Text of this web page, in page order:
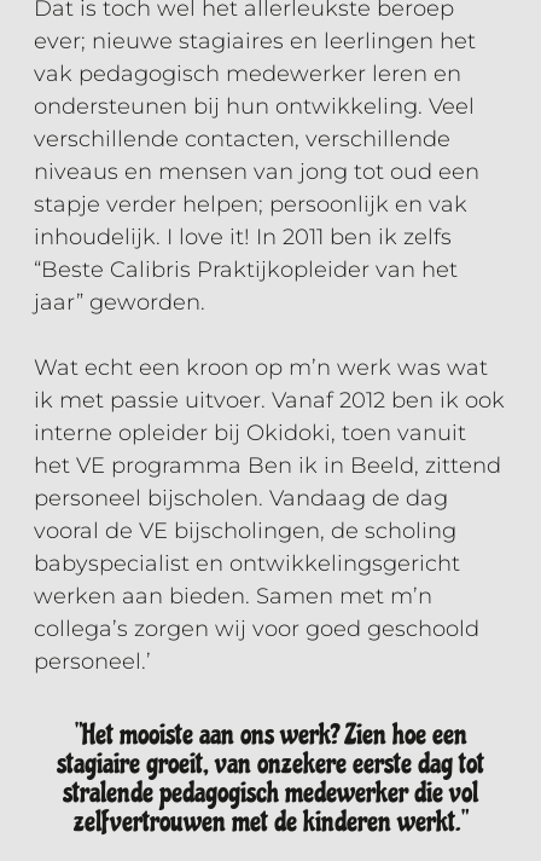
Dat is toch wel het allerleukste beroep
ever; nieuwe stagiaires en leerlingen het
vak pedagogisch medewerker leren en
ondersteunen bij hun ontwikkeling. Veel
verschillende contacten, verschillende
niveaus en mensen van jong tot oud een
stapje verder helpen; persoonlijk en vak
inhoudelijk. I love it! In 2011 ben ik zelfs
“Beste Calibris Praktijkopleider van het
jaar” geworden.
Wat echt een kroon op m’n werk was wat
ik met passie uitvoer. Vanaf 2012 ben ik ook
interne opleider bij Okidoki, toen vanuit
het VE programma Ben ik in Beeld, zittend
personeel bijscholen. Vandaag de dag
vooral de VE bijscholingen, de scholing
babyspecialist en ontwikkelingsgericht
werken aan bieden. Samen met m’n
collega’s zorgen wij voor goed geschoold
personeel.’
"Het mooiste aan ons werk? Zien hoe een
stagiaire groeit, van onzekere eerste dag tot
stralende pedagogisch medewerker die vol
zelfvertrouwen met de kinderen werkt."